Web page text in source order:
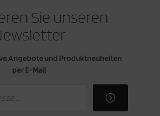
Sie unseren
Angebote und Produktneuheiten
per E-Mail